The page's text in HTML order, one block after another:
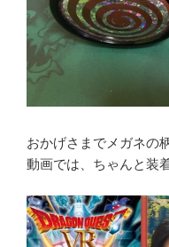
おかげさまでメガネの
動画では、ちゃんと装